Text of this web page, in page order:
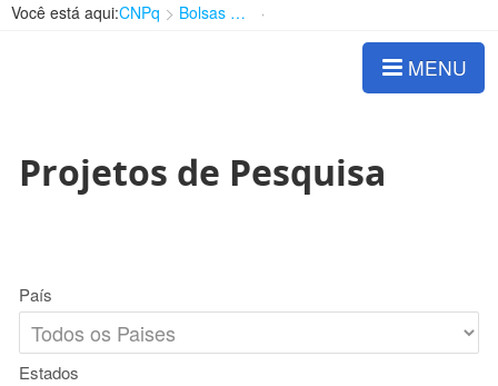
Você está aqui:CNPq Bolsas e Auxílios Vigentes
MENU
Projetos de Pesquisa
País
Estados